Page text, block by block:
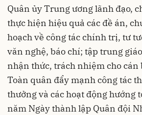
Quân ủy Trung ương lãnh đạo,
thực hiện hiệu quả các đề án,
hoạch về công tác chính trị, tư
văn nghệ, báo chí; tập trung
nhận thức, trách nhiệm cho cán
Toàn quân đẩy mạnh công tác
thưởng và các hoạt động hướng
năm Ngày thành lập Quân đội